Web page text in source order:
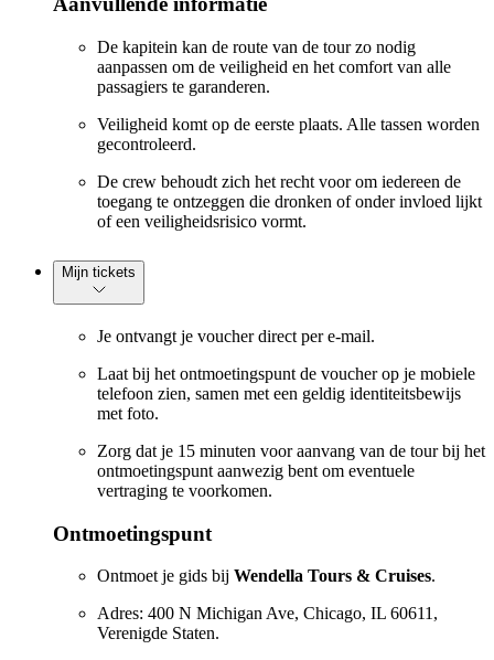
De kapitein kan de route van de tour zo nodig
aanpassen om de veiligheid en het comfort van alle
passagiers te garanderen.
Veiligheid komt op de eerste plaats. Alle tassen worden
gecontroleerd.
De crew behoudt zich het recht voor om iedereen de
toegang te ontzeggen die dronken of onder invloed lijkt
of een veiligheidsrisico vormt.
Mijn tickets
Je ontvangt je voucher direct per e-mail.
Laat bij het ontmoetingspunt de voucher op je mobiele
telefoon zien, samen met een geldig identiteitsbewijs
met foto.
Zorg dat je 15 minuten voor aanvang van de tour bij het
ontmoetingspunt aanwezig bent om eventuele
vertraging te voorkomen.
Ontmoetingspunt
Ontmoet je gids bij Wendella Tours & Cruises.
Adres: 400 N Michigan Ave, Chicago, IL 60611,
Verenigde Staten.